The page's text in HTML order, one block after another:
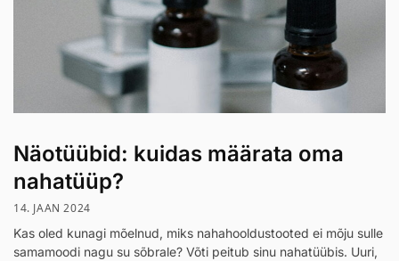
Näotüübid: kuidas määrata oma
nahatüüp?
14. JAAN 2024
Kas oled kunagi mõelnud, miks nahahooldustooted ei mõju sulle
samamoodi nagu su sõbrale? Võti peitub sinu nahatüübis. Uuri,